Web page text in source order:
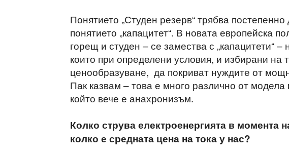
Понятието „Студен резерв“ трябва
понятието „капацитет“. В новата европейска
горещ и студен – се замества с „капацитети“
които при определени условия, и избирани на
ценообразуване, да покриват нуждите от
Пак казвам – това е много различно от модела
който вече е анахронизъм.
Колко струва електроенергията в момента
колко е средната цена на тока у нас?